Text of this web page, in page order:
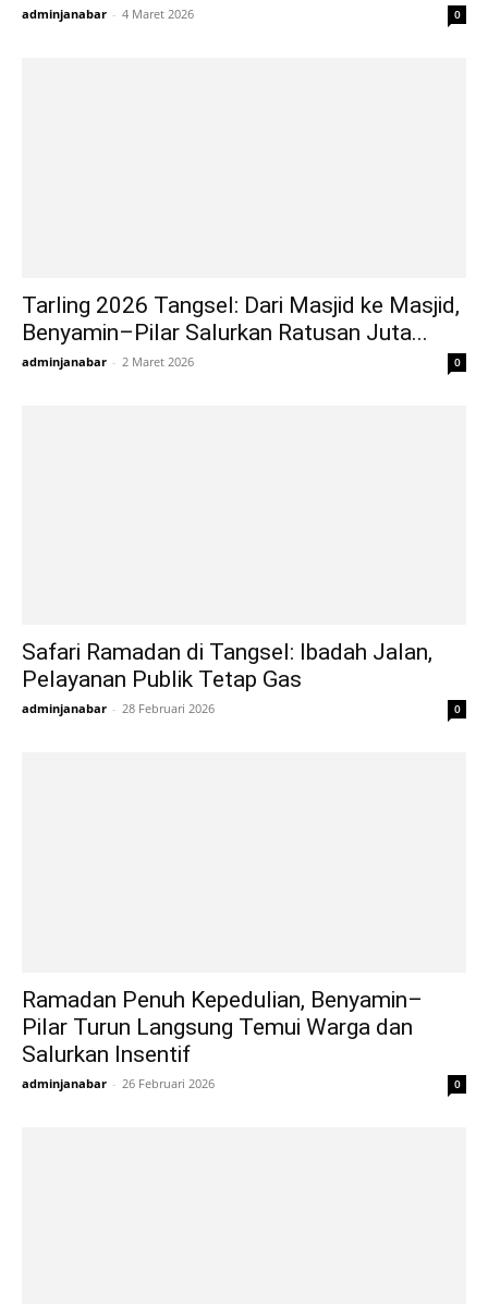
adminjanabar - 4 Maret 2026 0
Tarling 2026 Tangsel: Dari Masjid ke Masjid,
Benyamin–Pilar Salurkan Ratusan Juta...
adminjanabar - 2 Maret 2026 0
Safari Ramadan di Tangsel: Ibadah Jalan,
Pelayanan Publik Tetap Gas
adminjanabar - 28 Februari 2026 0
Ramadan Penuh Kepedulian, Benyamin–
Pilar Turun Langsung Temui Warga dan
Salurkan Insentif
adminjanabar - 26 Februari 2026 0